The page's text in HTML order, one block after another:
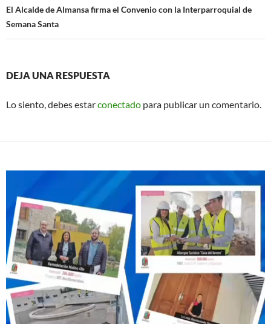
El Alcalde de Almansa firma el Convenio con la Interparroquial de
Semana Santa
DEJA UNA RESPUESTA
Lo siento, debes estarconectado para publicar un comentario.